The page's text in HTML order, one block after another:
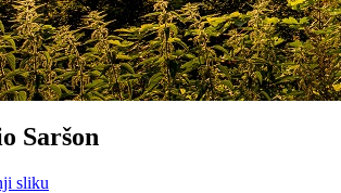
Saršon
sliku